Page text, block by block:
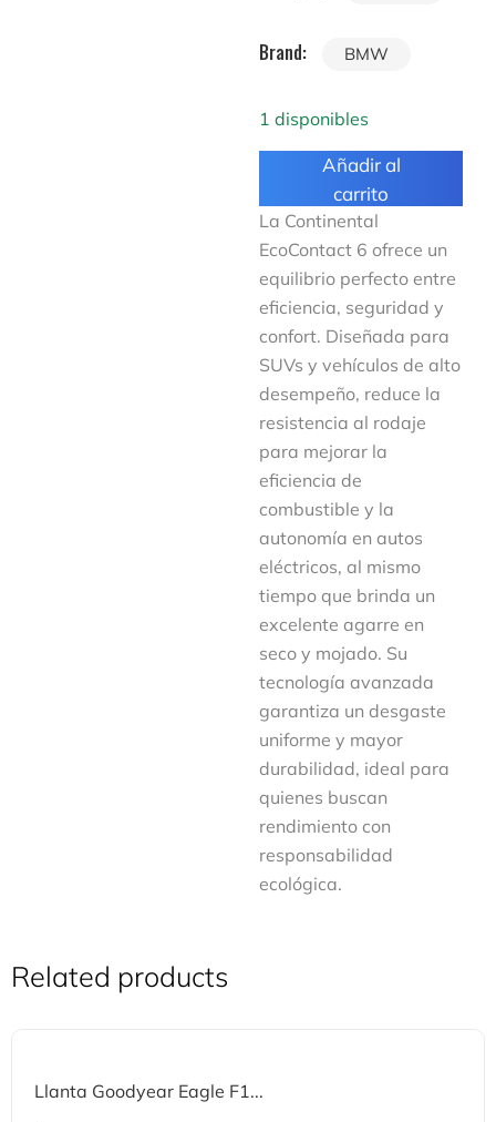
Brand: BMW
1 disponibles
Añadir al
carrito
La Continental
EcoContact 6 ofrece un
equilibrio perfecto entre
eficiencia, seguridad y
confort. Diseñada para
SUVs y vehículos de alto
desempeño, reduce la
resistencia al rodaje
para mejorar la
eficiencia de
combustible y la
autonomía en autos
eléctricos, al mismo
tiempo que brinda un
excelente agarre en
seco y mojado. Su
tecnología avanzada
garantiza un desgaste
uniforme y mayor
durabilidad, ideal para
quienes buscan
rendimiento con
responsabilidad
ecológica.
Related products
Llanta Goodyear Eagle F1...